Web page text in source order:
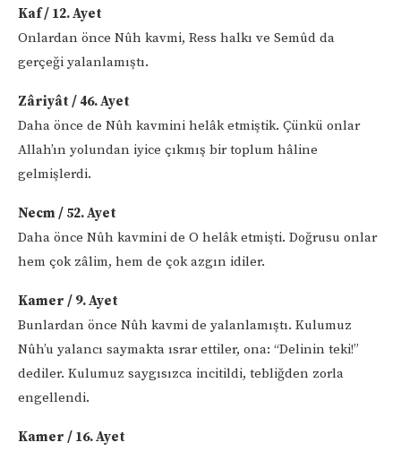
Kaf / 12. Ayet
Onlardan önce Nûh kavmi, Ress halkı ve Semûd da
gerçeği yalanlamıştı.
Zâriyât / 46. Ayet
Daha önce de Nûh kavmini helâk etmiştik. Çünkü onlar
Allah’ın yolundan iyice çıkmış bir toplum hâline
gelmişlerdi.
Necm / 52. Ayet
Daha önce Nûh kavmini de O helâk etmişti. Doğrusu onlar
hem çok zâlim, hem de çok azgın idiler.
Kamer / 9. Ayet
Bunlardan önce Nûh kavmi de yalanlamıştı. Kulumuz
Nûh’u yalancı saymakta ısrar ettiler, ona: “Delinin teki!”
dediler. Kulumuz saygısızca incitildi, tebliğden zorla
engellendi.
Kamer / 16. Ayet